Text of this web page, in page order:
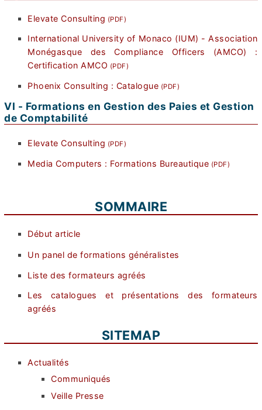
Elevate Consulting
International University of Monaco (IUM) - Association
Monégasque des Compliance Officers (AMCO) :
Certification AMCO
Phoenix Consulting : Catalogue
VI - Formations en Gestion des Paies et Gestion
de Comptabilité
Elevate Consulting
Media Computers : Formations Bureautique
SOMMAIRE
Début article
Un panel de formations généralistes
Liste des formateurs agréés
Les catalogues et présentations des formateurs
agréés
SITEMAP
Actualités
Communiqués
Veille Presse